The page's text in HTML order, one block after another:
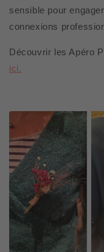
sensible pour
connexions
Découvrir les Apéro
ici.